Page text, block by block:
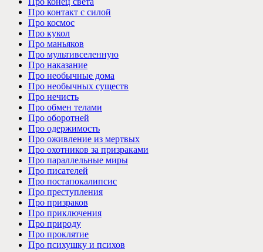
Про контакт с силой
Про космос
Про кукол
Про маньяков
Про мультивселенную
Про наказание
Про необычные дома
Про необычных существ
Про нечисть
Про обмен телами
Про оборотней
Про одержимость
Про оживление из мертвых
Про охотников за призраками
Про параллельные миры
Про писателей
Про постапокалипсис
Про преступления
Про призраков
Про приключения
Про природу
Про проклятие
Про психушку и психов